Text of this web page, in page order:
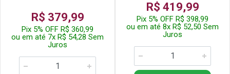
R$ 379,99
Pix 5% OFF R$ 360,99
ou em até 7x R$ 54,28 Sem
Juros
R$ 419,99
Pix 5% OFF R$ 398,99
ou em até 8x R$ 52,50 Sem
Juros